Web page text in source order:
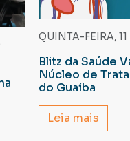
QUINTA-FEIRA,
Blitz da Saúde
Núcleo de
do Guaíba
Leia mais